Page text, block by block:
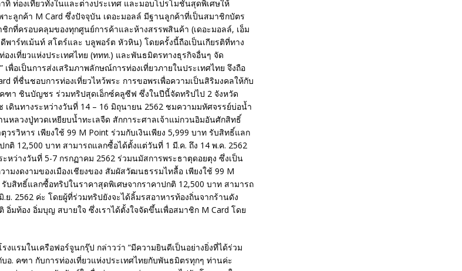
ทิ ท่องเที่ยวทั้งในและต่างประเทศ และมอบโปรโมชั่นสุดพิเศษให้
าะลูกค้า M Card ซึ่งปัจจุบัน เดอะมอลล์ มีฐานลูกค้าที่เป็นสมาชิกบัตร
กที่ครอบคลุมของทุกศูนย์การค้าและห้างสรรพสินค้า (เดอะมอลล์, เอ็ม
พาร์ทเม้นท์ สโตร์และ บลูพอร์ต หัวหิน) โดยครั้งนี้ถือเป็นเกียรติที่ทาง
องเที่ยวแห่งประเทศไทย (ททท.) และพันธมิตรทางธุรกิจอื่นๆ จัด
เพื่อเป็นการส่งเสริมภาพลักษณ์การท่องเที่ยวภายในประเทศไทย จึงถือ
ที่ชื่นชอบการท่องเที่ยวไหว้พระ การขอพรเพื่อความเป็นสิริมงคลให้กับ
คฑา ชินบัญชร ร่วมทริปสุดเอ็กซ์คลูซีฟ ซึ่งในปีนี้จัดทริปไป 2 จังหวัด
ดินทางระหว่างวันที่ 14 – 16 มิถุนายน 2562 ชมความมหัศจรรย์บ่อน้ำ
นหลวงปู่ทวดเหยียบน้ำทะเลจืด สักการะศาลเจ้าแม่กวนอิมอันศักสิทธิ์
รวิหาร เพียงใช้ 99 M Point ร่วมกับเงินเพียง 5,999 บาท รับสิทธิ์แลก
ติ 12,500 บาท สามารถแลกซื้อได้ตั้งแต่วันที่ 1 มี.ค. ถึง 14 พ.ค. 2562
ะหว่างวันที่ 5-7 กรกฏาคม 2562 ร่วมนมัสการพระธาตุดอยตุง ซึ่งเป็น
มงดงามของเมืองเชียงของ สัมผัสวัฒนธรรมไทลื้อ เพียงใช้ 99 M
รับสิทธิ์แลกซื้อทริปในราคาสุดพิเศษจากราคาปกติ 12,500 บาท สามารถ
ย. 2562 ค่ะ โดยผู้ที่ร่วมทริปยังจะได้ลิ้มรสอาหารท้องถิ่นจากร้านดัง
มท้อง อิ่มบุญ สบายใจ ซึ่งเราได้ตั้งใจจัดขึ้นเพื่อสมาชิก M Card โดย
แรมในเครือฟอร์จูนกรุ๊ป กล่าวว่า “มีความยินดีเป็นอย่างยิ่งที่ได้ร่วม
อ. คฑา กับการท่องเที่ยวแห่งประเทศไทยกับพันธมิตรทุกๆ ท่านค่ะ